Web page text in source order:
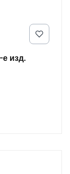
е изд.